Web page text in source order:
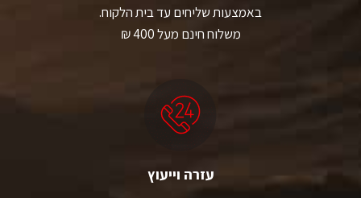
באמצעות שליחים עד בית הלקוח.
משלוח חינם מעל 400 ₪
עזרה וייעוץ